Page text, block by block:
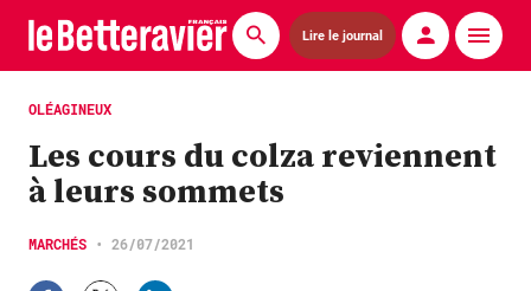
Lire le journal
Actualités
Économie
Agronomie
Matériels
OLÉAGINEUX
Les cours du colza reviennent
à leurs sommets
MARCHÉS • 26/07/2021